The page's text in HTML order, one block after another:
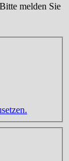
melden Sie